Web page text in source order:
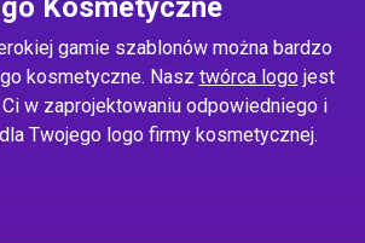
Kosmetyczne
gamie szablonów można bardzo
kosmetyczne. Nasz twórca logojest
w zaprojektowaniu odpowiedniego i
Twojego logo firmy kosmetycznej.